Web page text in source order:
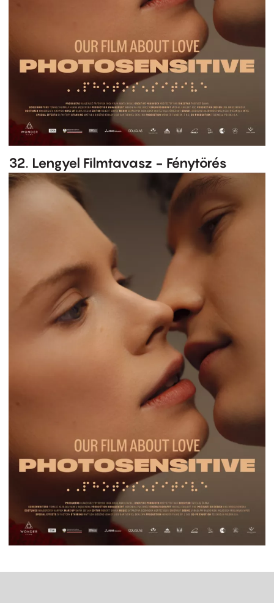
32. Lengyel Filmtavasz - Fénytörés